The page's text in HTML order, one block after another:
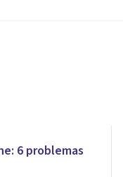
6 problemas